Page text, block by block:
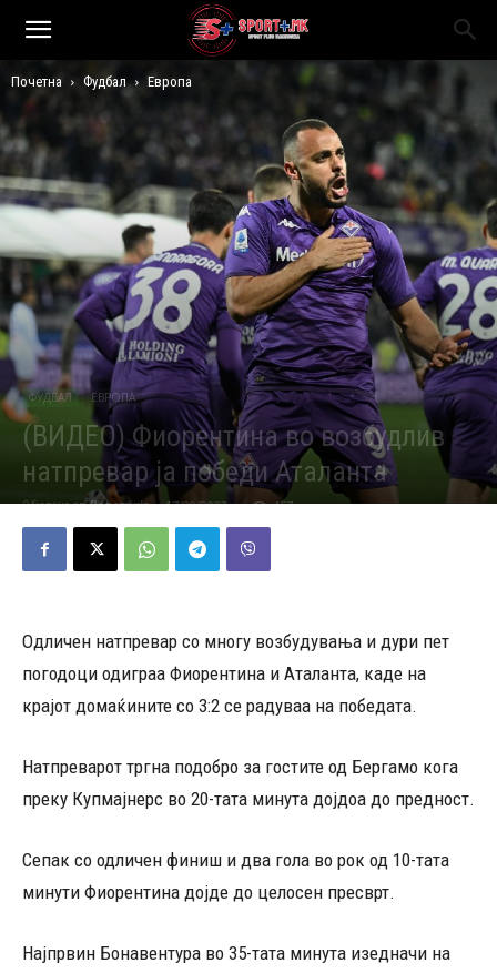
Почетна Фудбал Европа
ФУДБАЛ ЕВРОПА
(ВИДЕО) Фиорентина во возбудлив
натпревар ја победи Аталанта
Објавено од Редакција - 17/09/2023 457
Одличен натпревар со многу возбудувања и дури пет
погодоци одиграа Фиорентина и Аталанта, каде на
крајот домаќините со 3:2 се радуваа на победата.
Натпреварот тргна подобро за гостите од Бергамо кога
преку Купмајнерс во 20-тата минута дојдоа до предност.
Сепак со одличен финиш и два гола во рок од 10-тата
минути Фиорентина дојде до целосен пресврт.
Најпрвин Бонавентура во 35-тата минута изедначи на